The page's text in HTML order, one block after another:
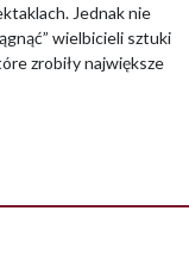
Jednak nie
wielbicieli sztuki
zrobiły największe